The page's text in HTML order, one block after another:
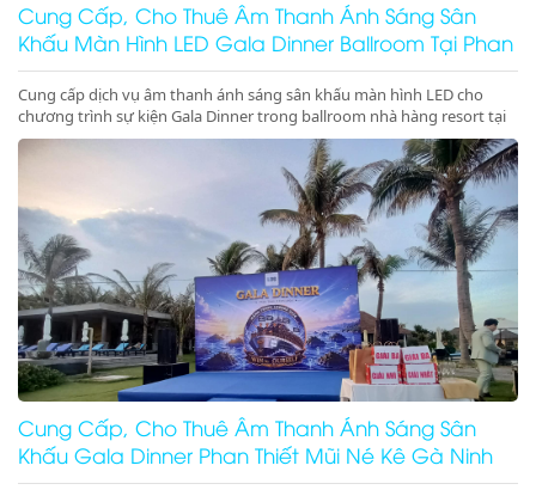
Cung Cấp, Cho Thuê Âm Thanh Ánh Sáng Sân
Khấu Màn Hình LED Gala Dinner Ballroom Tại Phan
Thiết Mũi Né Kê Gà Ninh Thuận Ninh Chữ Vĩnh Hy
Cung cấp dịch vụ âm thanh ánh sáng sân khấu màn hình LED cho
chương trình sự kiện Gala Dinner trong ballroom nhà hàng resort tại
Phan Thiết, Mũi Né, Kê Gà, Ninh Thuận, Ninh Chữ, Vĩnh Hy chuyên
nghiệp, đẳng cấp. Đặt lịch ngay nhận ưu đãi lớn!
Cung Cấp, Cho Thuê Âm Thanh Ánh Sáng Sân
Khấu Gala Dinner Phan Thiết Mũi Né Kê Gà Ninh
Thuận Giá Rẻ Uy Tín